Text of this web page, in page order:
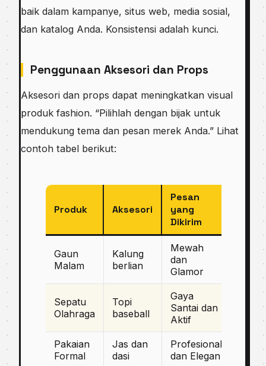
baik dalam kampanye, situs web, media sosial,
dan katalog Anda. Konsistensi adalah kunci.
Penggunaan Aksesori dan Props
Aksesori dan props dapat meningkatkan visual
produk fashion. “Pilihlah dengan bijak untuk
mendukung tema dan pesan merek Anda.” Lihat
contoh tabel berikut:
Produk Aksesori
Pesan
yang
Dikirim
Gaun
Malam
Kalung
berlian
Mewah
dan
Glamor
Sepatu
Olahraga
Topi
baseball
Gaya
Santai dan
Aktif
Pakaian
Formal
Jas dan
dasi
Profesional
dan Elegan